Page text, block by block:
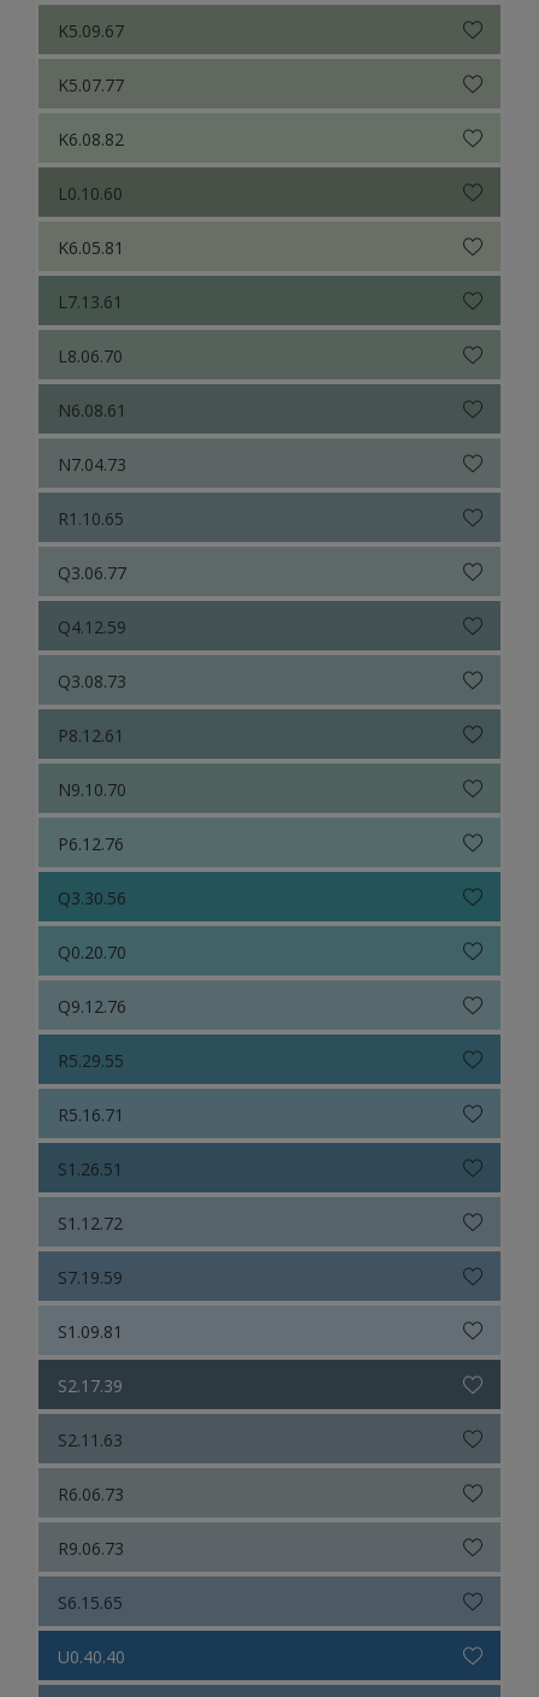
K5.09.67
K5.07.77
K6.08.82
L0.10.60
K6.05.81
L7.13.61
L8.06.70
N6.08.61
N7.04.73
R1.10.65
Q3.06.77
Q4.12.59
Q3.08.73
P8.12.61
N9.10.70
P6.12.76
Q3.30.56
Q0.20.70
Q9.12.76
R5.29.55
R5.16.71
S1.26.51
S1.12.72
S7.19.59
S1.09.81
S2.17.39
S2.11.63
R6.06.73
R9.06.73
S6.15.65
U0.40.40